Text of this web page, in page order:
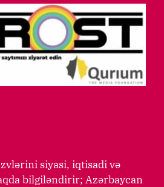
siyasi, iqtisadi və
bilgiləndirir; Azərbaycan